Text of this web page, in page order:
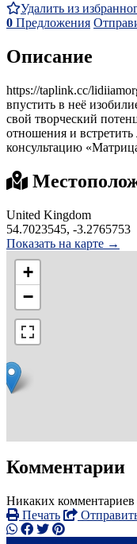
Удалить из
0 Предложения
Описание
https://taplink.cc/
впустить в неё
свой творческий
отношения и
консультацию
United Kingdom
54.7023545, -3.2765753
Показать на карте →
+
−
Комментарии
Никаких
Печать